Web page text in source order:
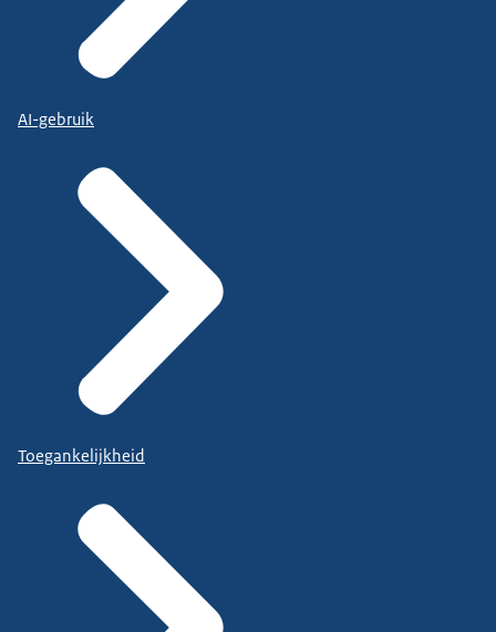
AI-gebruik
Toegankelijkheid